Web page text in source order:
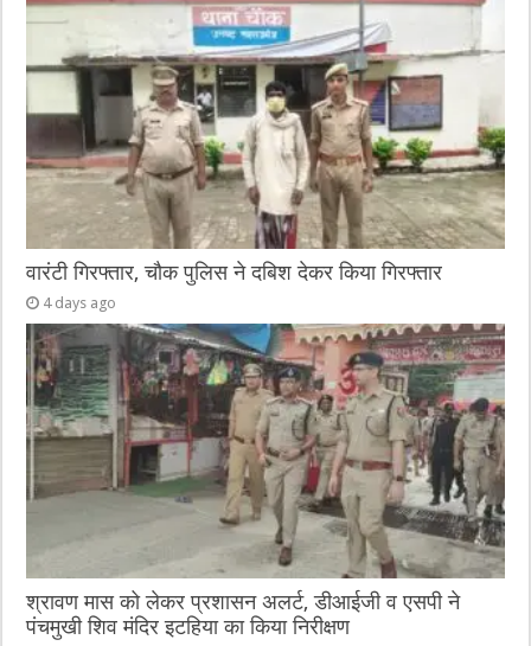
वारंटी गिरफ्तार, चौक पुलिस ने दबिश देकर किया गिरफ्तार
4 days ago
श्रावण मास को लेकर प्रशासन अलर्ट, डीआईजी व एसपी ने
पंचमुखी शिव मंदिर इटहिया का किया निरीक्षण